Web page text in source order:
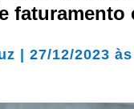
faturamento
| 27/12/2023